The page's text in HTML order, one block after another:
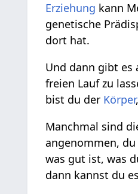
Erziehung kann
genetische
dort hat.
Und dann gibt es
freien Lauf zu
bist du der Körper
Manchmal sind
angenommen,
was gut ist, was
dann kannst du